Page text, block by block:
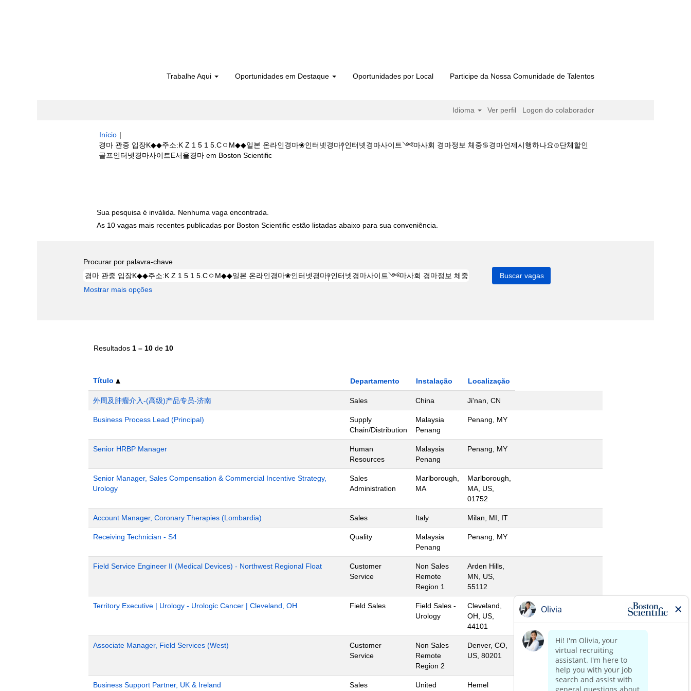
Trabalhe Aqui Oportunidades em Destaque Oportunidades por Local Participe da Nossa Comunidade de Talentos
Idioma Ver perfil Logon do colaborador
Início |
경마 관중 입장K◆◆주소:K Z 1 5 1 5.CㅇM◆◆일본 온라인경마❀인터넷경마༈인터넷경마사이트༺마사회 경마정보 체중♋경마언제시행하나요⊙단체할인
골프인터넷경마사이트E서울경마 em Boston Scientific(página
Sua pesquisa é inválida. Nenhuma vaga encontrada.
As 10 vagas mais recentes publicadas por Boston Scientific estão listadas abaixo para sua conveniência.
Procurar por palavra-chave
Mostrar mais opções
Resultados 1 – 10 de 10
Título Departamento Instalação Localização
外周及肿瘤介入-(高级)产品专员-济南 Sales China Ji'nan, CN
Business Process Lead (Principal)
Supply
Chain/Distribution
Malaysia
Penang
Penang, MY
Senior HRBP Manager
Human
Resources
Malaysia
Penang
Penang, MY
Senior Manager, Sales Compensation & Commercial Incentive Strategy,
Urology
Sales
Administration
Marlborough,
MA
Marlborough,
MA, US,
01752
Account Manager, Coronary Therapies (Lombardia) Sales Italy Milan, MI, IT
Receiving Technician - S4 Quality
Malaysia
Penang
Penang, MY
Field Service Engineer II (Medical Devices) - Northwest Regional Float
Customer
Service
Non Sales
Remote
Region 1
Arden Hills,
MN, US,
55112
Territory Executive | Urology - Urologic Cancer | Cleveland, OH Field Sales
Field Sales -
Urology
Cleveland,
OH, US,
44101
Associate Manager, Field Services (West)
Customer
Service
Non Sales
Remote
Region 2
Denver, CO,
US, 80201
Business Support Partner, UK & Ireland
Sales
United
Hemel